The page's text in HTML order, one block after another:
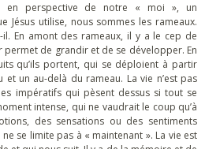
en perspective de notre « moi », un
Jésus utilise, nous sommes les rameaux.
En amont des rameaux, il y a le cep de
permet de grandir et de se développer. En
qu’ils portent, qui se déploient à partir
et un au-delà du rameau. La vie n’est pas
impératifs qui pèsent dessus si tout se
intense, qui ne vaudrait le coup qu’à
des sensations ou des sentiments
se limite pas à « maintenant ». La vie est